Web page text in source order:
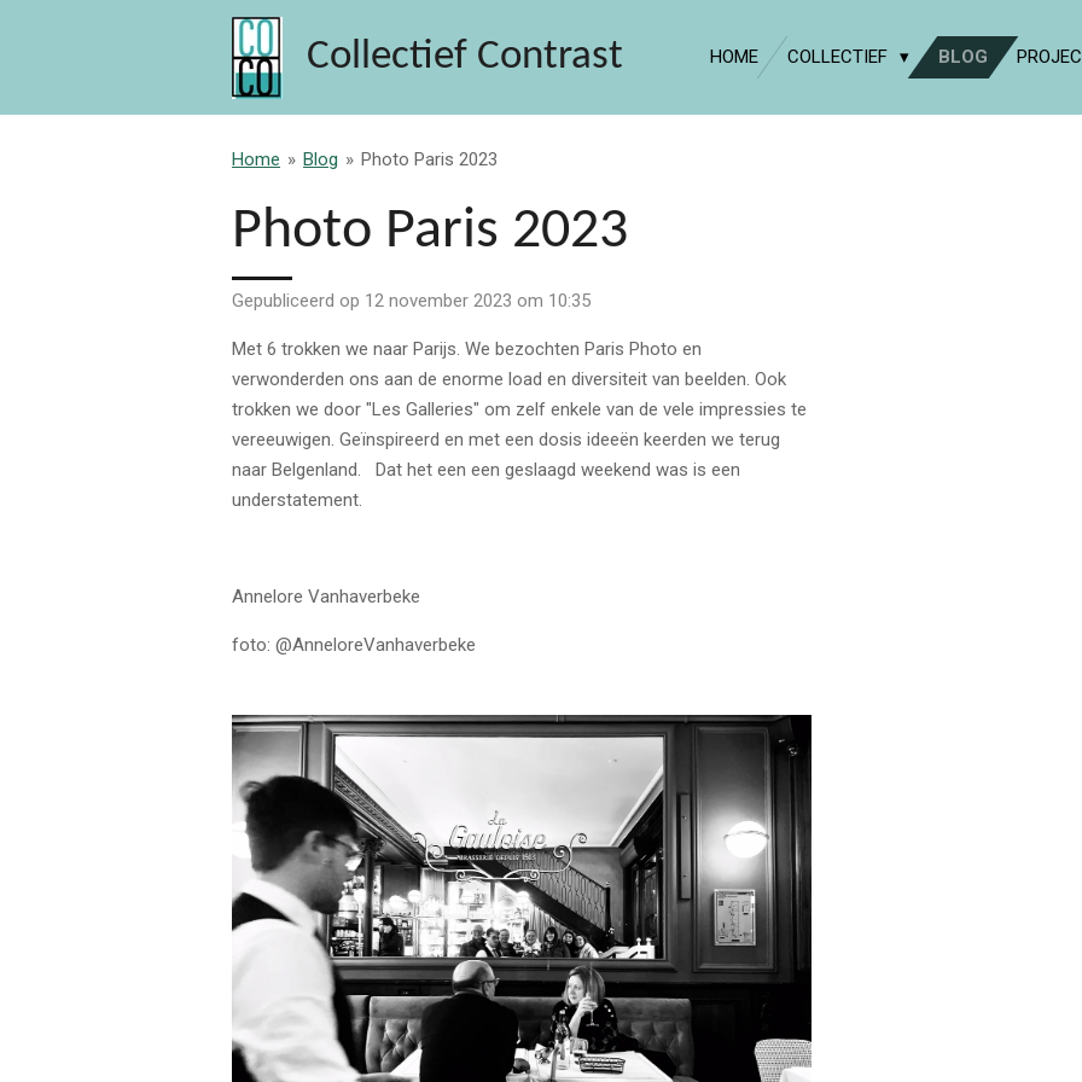
de
Collectief Contrast HOME COLLECTIEF BLOG
Home » Blog » Photo Paris 2023
Photo Paris 2023
Gepubliceerd op 12 november 2023 om 10:35
Met 6 trokken we naar Parijs. We bezochten Paris Photo en
verwonderden ons aan de enorme load en diversiteit van beelden. Ook
trokken we door "Les Galleries" om zelf enkele van de vele impressies te
vereeuwigen. Geïnspireerd en met een dosis ideeën keerden we terug
naar Belgenland. Dat het een een geslaagd weekend was is een
understatement.
Annelore Vanhaverbeke
foto: @AnneloreVanhaverbeke